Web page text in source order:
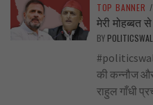
TOP BANNER /
मेरी मोहब्बत
BY
की कन्नौज
राहुल गाँधी